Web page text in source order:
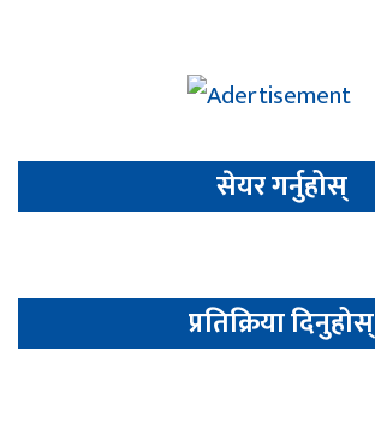
सेयर गर्नुहोस्
प्रतिक्रिया दिनुहोस्